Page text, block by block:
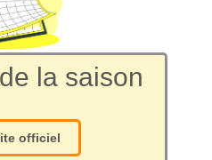
la saison
officiel